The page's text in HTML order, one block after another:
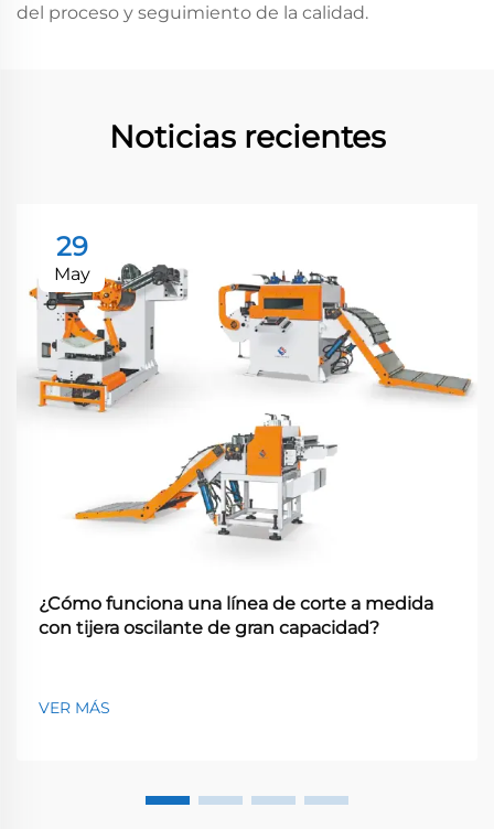
del proceso y seguimiento de la calidad.
Noticias recientes
29
May
¿Cómo funciona una línea de corte a medida
con tijera oscilante de gran capacidad?
VER MÁS